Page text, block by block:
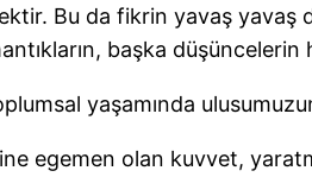
Bu da fikrin yavaş yavaş
başka düşüncelerin
yaşamında
egemen olan kuvvet,